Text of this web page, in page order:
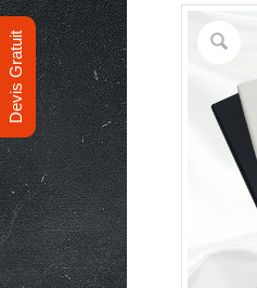
Devis Gratuit